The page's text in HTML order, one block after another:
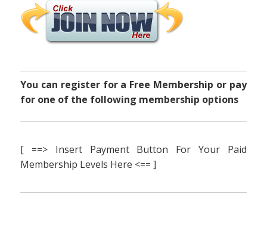
You can register for a Free Membership or pay
for one of the following membership options
[ ==> Insert Payment Button For Your Paid
Membership Levels Here <== ]